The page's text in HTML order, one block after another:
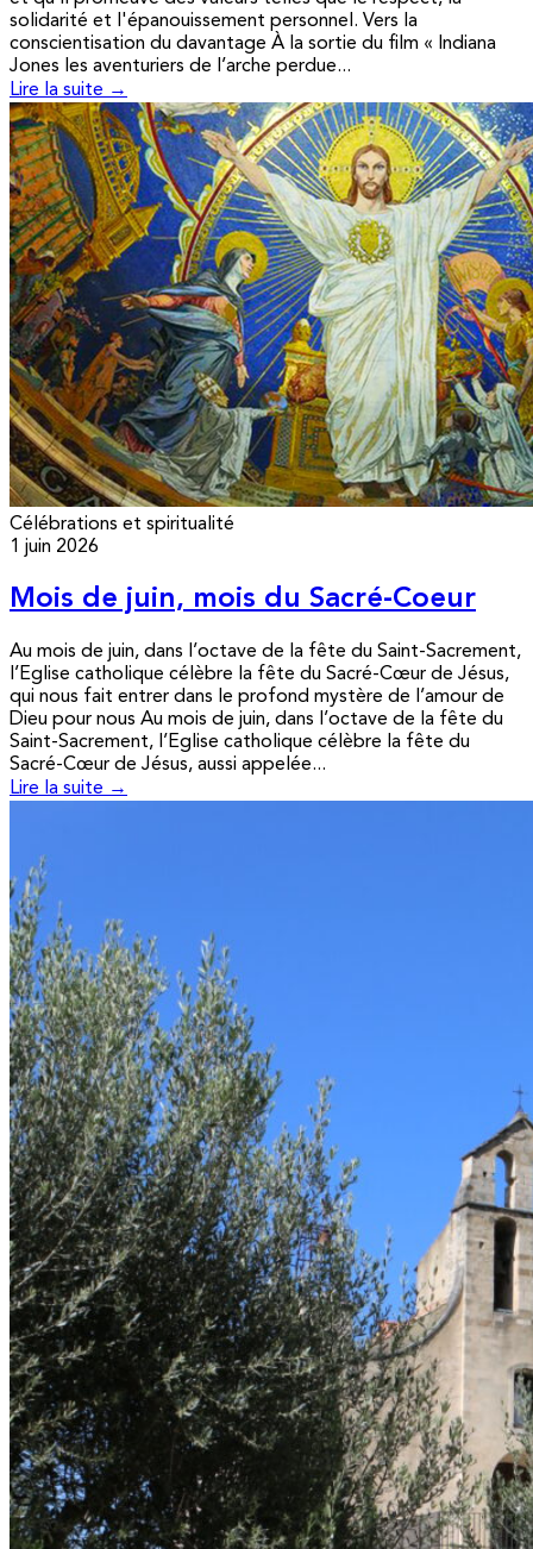
solidarité et l'épanouissement personnel. Vers la
conscientisation du davantage À la sortie du film « Indiana
Jones les aventuriers de l’arche perdue...
Lire la suite →
Célébrations et spiritualité
1 juin 2026
Mois de juin, mois du Sacré-Coeur
Au mois de juin, dans l’octave de la fête du Saint-Sacrement,
l’Eglise catholique célèbre la fête du Sacré-Cœur de Jésus,
qui nous fait entrer dans le profond mystère de l’amour de
Dieu pour nous Au mois de juin, dans l’octave de la fête du
Saint-Sacrement, l’Eglise catholique célèbre la fête du
Sacré-Cœur de Jésus, aussi appelée...
Lire la suite →